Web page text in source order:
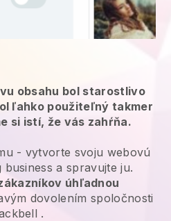
obsahu bol starostlivo
ľahko použiteľný takmer
si istí, že vás zahŕňa.
- vytvorte svoju webovú
a spravujte ju.
úhľadnou
dovolením spoločnosti
.